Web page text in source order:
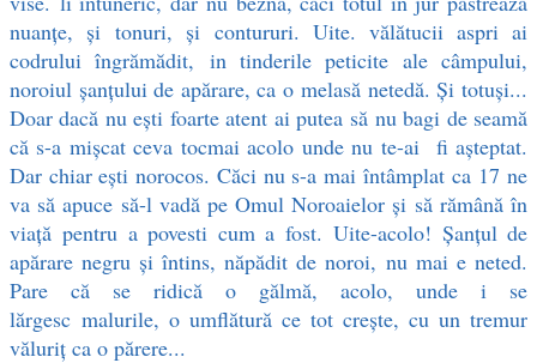
nuanţe, şi tonuri, şi contururi. Uite. vălătucii aspri ai
codrului îngrămădit, in tinderile peticite ale câmpului,
noroiul şanţului de apărare, ca o melasă netedă. Şi totuşi...
Doar dacă nu eşti foarte atent ai putea să nu bagi de seamă
că s-a mişcat ceva tocmai acolo unde nu te-ai fi aşteptat.
Dar chiar eşti norocos. Căci nu s-a mai întâmplat ca 17 ne
va să apuce să-l vadă pe Omul Noroaielor şi să rămână în
viaţă pentru a povesti cum a fost. Uite-acolo! Şanţul de
apărare negru şi întins, năpădit de noroi, nu mai e neted.
Pare că se ridică o gălmă, acolo, unde i se
lărgesc malurile, o umflătură ce tot creşte, cu un tremur
văluriţ ca o părere...